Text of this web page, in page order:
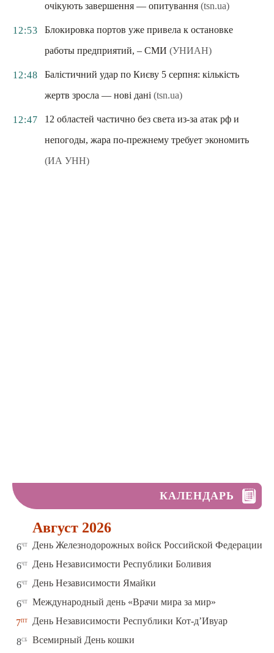
очікують завершення — опитування (tsn.ua)
12:53
Блокировка портов уже привела к остановке
работы предприятий, – СМИ (УНИАН)
12:48
Балістичний удар по Києву 5 серпня: кількість
жертв зросла — нові дані (tsn.ua)
12:47
12 областей частично без света из-за атак рф и
непогоды, жара по-прежнему требует экономить
(ИА УНН)
КАЛЕНДАРЬ
Август 2026
6чт День Железнодорожных войск Российской Федерации
6чт День Независимости Республики Боливия
6чт День Независимости Ямайки
6чт Международный день «Врачи мира за мир»
7пт День Независимости Республики Кот-д’Ивуар
8сб Всемирный День кошки